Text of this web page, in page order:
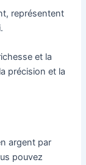
représentent
et la
précision et la
argent par
pouvez